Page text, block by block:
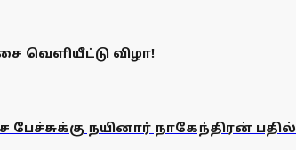
வெளியீட்டு விழா!
பேச்சுக்கு நயினார் நாகேந்திரன் பதில்